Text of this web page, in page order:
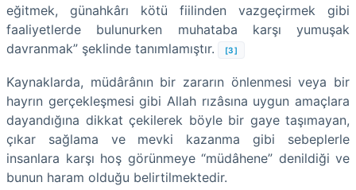
eğitmek, günahkârı kötü fiilinden vazgeçirmek gibi
faaliyetlerde bulunurken muhataba karşı yumuşak
davranmak” şeklinde tanımlamıştır.
[3]
Kaynaklarda, müdârânın bir zararın önlenmesi veya bir
hayrın gerçekleşmesi gibi Allah rızâsına uygun amaçlara
dayandığına dikkat çekilerek böyle bir gaye taşımayan,
çıkar sağlama ve mevki kazanma gibi sebeplerle
insanlara karşı hoş görünmeye “müdâhene” denildiği ve
bunun haram olduğu belirtilmektedir.